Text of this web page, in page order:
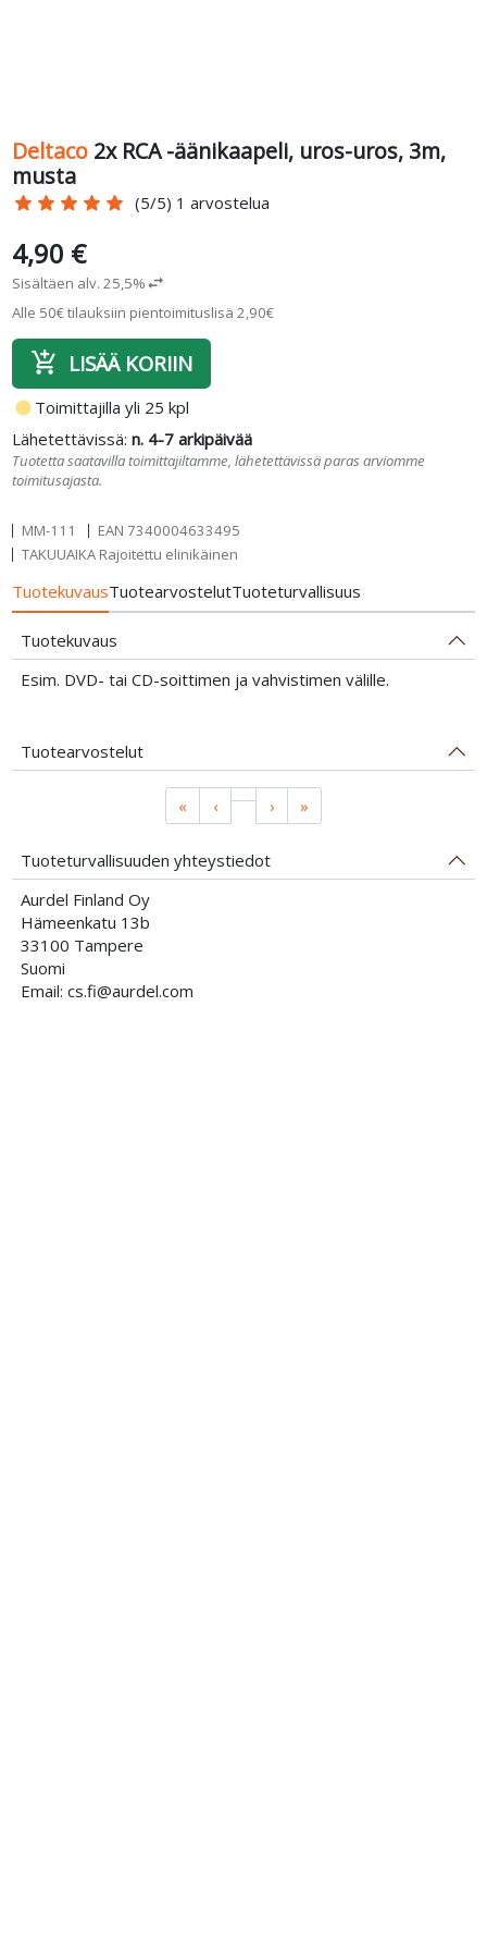
Deltaco 2x RCA -äänikaapeli, uros-uros, 3m,
musta
star star star star star (5/5) 1 arvostelua
4,90 €
Sisältäen alv. 25,5%swap_horiz
Alle 50€ tilauksiin pientoimituslisä 2,90€
add_shopping_cart LISÄÄ KORIIN
fiber_manual_record Toimittajilla yli 25 kpl
Lähetettävissä:n. 4-7 arkipäivää
Tuotetta saatavilla toimittajiltamme, lähetettävissä paras arviomme
toimitusajasta.
MM-111 EAN 7340004633495
TAKUUAIKA Rajoitettu elinikäinen
TuotekuvausTuotearvostelutTuoteturvallisuus
Tuotekuvaus
Esim. DVD- tai CD-soittimen ja vahvistimen välille.
Tuotearvostelut
« ‹ › »
Tuoteturvallisuuden yhteystiedot
Aurdel Finland Oy
Hämeenkatu 13b
33100 Tampere
Suomi
Email: cs.fi@aurdel.com